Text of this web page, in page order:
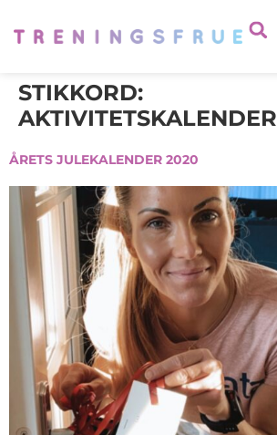
STIKKORD:
AKTIVITETSKALENDER
ÅRETS JULEKALENDER 2020